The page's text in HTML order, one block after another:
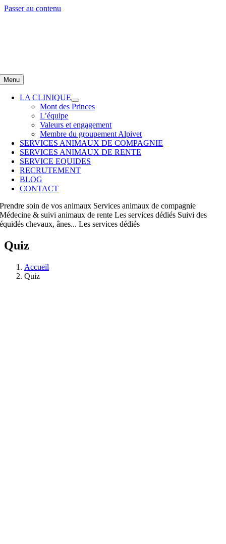
Passer au contenu
Menu
LA CLINIQUE
Mont des Princes
L’équipe
Valeurs et engagement
Membre du groupement Alpivet
SERVICES ANIMAUX DE COMPAGNIE
SERVICES ANIMAUX DE RENTE
SERVICE EQUIDES
RECRUTEMENT
BLOG
CONTACT
Prendre soin de vos animaux Services animaux de compagnie
Médecine & suivi animaux de rente Les services dédiés Suivi des
équidés chevaux, ânes... Les services dédiés
Quiz
Accueil
Quiz